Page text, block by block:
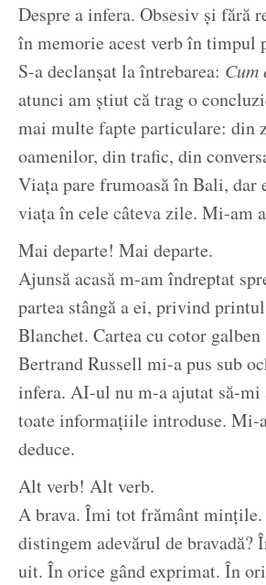
Despre a infera. Obsesiv și fără
în memorie acest verb în timpul
S-a declanșat la întrebarea: Cum
atunci am știut că trag o
mai multe fapte particulare: din
oamenilor, din trafic, din
Viața pare frumoasă în Bali, dar
viața în cele câteva zile. Mi-am
Mai departe! Mai departe.
Ajunsă acasă m-am îndreptat
partea stângă a ei, privind
Blanchet. Cartea cu cotor galben
Bertrand Russell mi-a pus sub
infera. AI-ul nu m-a ajutat să-mi
toate informațiile introduse. Mi-
deduce.
Alt verb! Alt verb.
A brava. Îmi tot frământ mințile.
distingem adevărul de bravadă?
uit. În orice gând exprimat. În